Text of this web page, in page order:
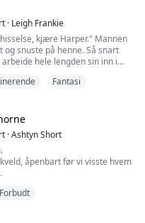
øyeblikket. Selvfølgelig kunne
for da ville jeg bli ansett
å vite hva som hadde skjedd og
· Leigh Frankie
kjære Harper." Mannen
og snuste på henne. Så snart
hele lengden sin inn i
øynene. Hun gispet etter
hele kroppen.
hos Carmichaels, hadde hun
Fantasi
·Ashtyn Short
åpenbart før vi visste hvem
skjule følelsene våre for
Forbudt